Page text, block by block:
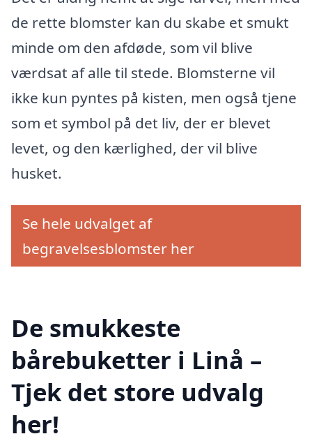
de rette blomster kan du skabe et smukt
minde om den afdøde, som vil blive
værdsat af alle til stede. Blomsterne vil
ikke kun pyntes på kisten, men også tjene
som et symbol på det liv, der er blevet
levet, og den kærlighed, der vil blive
husket.
Se hele udvalget af
begravelsesblomster her
De smukkeste
bårebuketter i Linå –
Tjek det store udvalg
her!